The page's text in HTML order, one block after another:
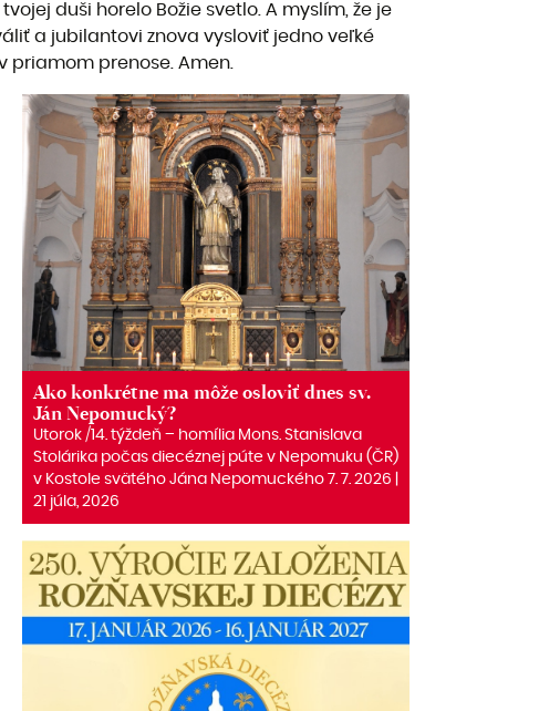
duši horelo Božie svetlo. A myslím, že je
a jubilantovi znova vysloviť jedno veľké
priamom prenose. Amen.
Ako konkrétne ma môže osloviť dnes sv.
Ján Nepomucký?
Utorok /14. týždeň – homília Mons. Stanislava
Stolárika počas diecéznej púte v Nepomuku (ČR)
v Kostole svätého Jána Nepomuckého 7. 7. 2026 |
21 júla, 2026